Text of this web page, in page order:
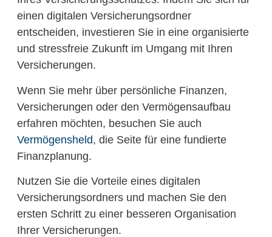
einen digitalen Versicherungsordner
entscheiden, investieren Sie in eine organisierte
und stressfreie Zukunft im Umgang mit Ihren
Versicherungen.
Wenn Sie mehr über persönliche Finanzen,
Versicherungen oder den Vermögensaufbau
erfahren möchten, besuchen Sie auch
Vermögensheld, die Seite für eine fundierte
Finanzplanung.
Nutzen Sie die Vorteile eines digitalen
Versicherungsordners und machen Sie den
ersten Schritt zu einer besseren Organisation
Ihrer Versicherungen.